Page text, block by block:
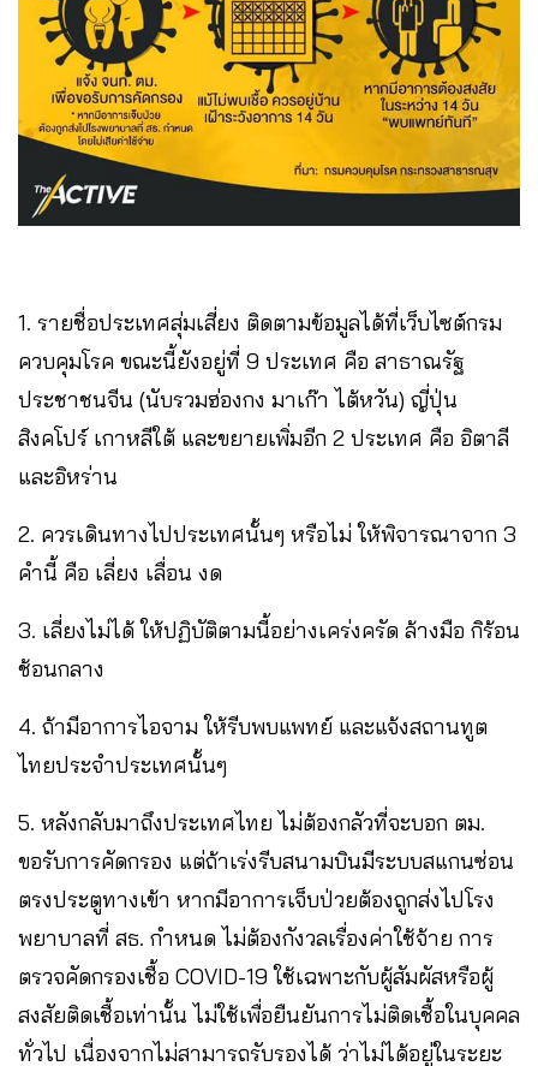
1. รายชื่อประเทศสุ่มเสี่ยง ติดตามข้อมูลได้ที่เว็บไซต์กรม
ควบคุมโรค ขณะนี้ยังอยู่ที่ 9 ประเทศ คือ สาธาณรัฐ
ประชาชนจีน (นับรวมฮ่องกง มาเก๊า ไต้หวัน) ญี่ปุ่น
สิงคโปร์ เกาหลีใต้ และขยายเพิ่มอีก 2 ประเทศ คือ อิตาลี
และอิหร่าน
2. ควรเดินทางไปประเทศนั้นๆ หรือไม่ ให้พิจารณาจาก 3
คำนี้ คือ เลี่ยง เลื่อน งด
3. เลี่ยงไม่ได้ ให้ปฏิบัติตามนี้อย่างเคร่งครัด ล้างมือ กิร้อน
ช้อนกลาง
4. ถ้ามีอาการไอจาม ให้รีบพบแพทย์ และแจ้งสถานทูต
ไทยประจำประเทศนั้นๆ
5. หลังกลับมาถึงประเทศไทย ไม่ต้องกลัวที่จะบอก ตม.
ขอรับการคัดกรอง แต่ถ้าเร่งรีบสนามบินมีระบบสแกนซ่อน
ตรงประตูทางเข้า หากมีอาการเจ็บป่วยต้องถูกส่งไปโรง
พยาบาลที่ สธ. กำหนด ไม่ต้องกังวลเรื่องค่าใช้จ้าย การ
ตรวจคัดกรองเชื้อ COVID-19 ใช้เฉพาะกับผู้สัมผัสหรือผู้
สงสัยติดเชื้อเท่านั้น ไม่ใช้เพื่อยืนยันการไม่ติดเชื้อในบุคคล
ทั่วไป เนื่องจากไม่สามารถรับรองได้ ว่าไม่ได้อยู่ในระยะ